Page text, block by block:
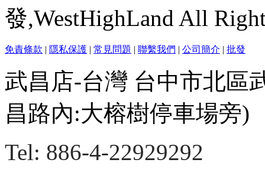
發,WestHighLand All
免責條款 隱私保護 常見問題 聯繫我們 公司簡介 批發
武昌店-台灣 台中市北區
昌路內:大榕樹停車場旁)
Tel: 886-4-22929292